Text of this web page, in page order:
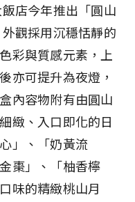
店今年推出「圓山
觀採用沉穩恬靜的
彩與質感元素，上
亦可提升為夜燈，
內容物附有由圓山
緻、入口即化的日
」、「奶黃流
棗」、「柚香檸
味的精緻桃山月